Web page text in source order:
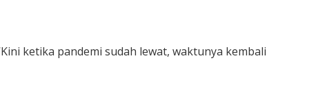
ketika pandemi sudah lewat, waktunya kembali